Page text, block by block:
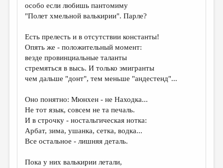
ОТДЕЛЫ И РУБРИКИ
ИЗБРАННОЕ
ДАЙДЖЕСТ
ПРОИЗВЕДЕНИЯ
ПЕРЕВОДЫ
ДЕТСКАЯ КОМНАТА
КНИЖНАЯ ПОЛКА
ОБЗОР ЛИТЕРАТУРЫ
СТРАНИЦЫ ПАМЯТИ
особо если любишь пантомиму
"Полет хмельной валькирии". Парле?
Есть прелесть и в отсутствии константы!
Опять же - положительный момент:
везде провинциальные таланты
стремяться в высь. И только эмигранты
чем дальше "донт", тем меньше "андестенд"...
Оно понятно: Мюнхен - не Находка...
Не тот язык, совсем не та печаль.
И в строчку - ностальгическая нотка:
Арбат, зима, ушанка, сетка, водка...
Все остальное - лишняя деталь.
Пока у них валькирии летали,